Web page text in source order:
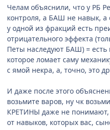
Челам объяснили, что у РБ
контроля, а БАШ не навык, а
у одной из фракций есть
отрицательного эффекта
Петы наследуют БАШ) =
которое ломает саму
с ямой некра, а, точно, это
И даже после этого
возьмите варов, ну чк
КРЕТИНЫ даже не понимают,
от навыков, которых вас,